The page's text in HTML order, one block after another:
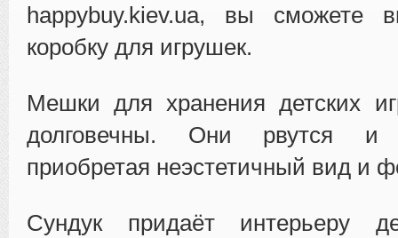
happybuy.kiev.ua, вы сможете
коробку для игрушек.
Мешки для хранения детских
долговечны. Они рвутся и
приобретая неэстетичный вид и
Сундук придаёт интерьеру